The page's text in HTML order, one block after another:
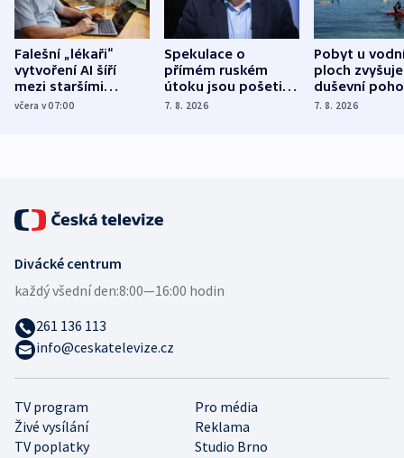
Falešní „lékaři“
vytvoření AI šíří
mezi staršími
Poláky nebezpečné
včera v 07:00
Spekulace o
přímém ruském
útoku jsou pošetilé,
míní estonský
7. 8. 2026
Pobyt u
ploch zvyšuje
duševní
ukázala
7. 8. 2026
TV program
Pro média
Živé vysílání
Reklama
TV poplatky
Studio Brno
Divácké centrum
každý všední den:8:00—16:00 hodin
261 136 113
info@ceskatelevize.cz